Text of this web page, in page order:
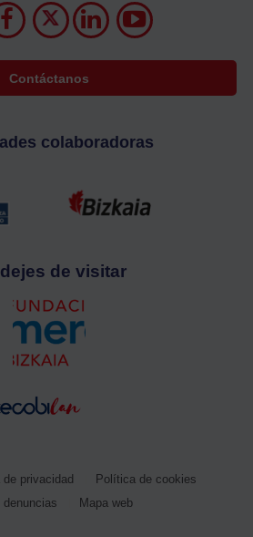
Contáctanos
colaboradoras
de visitar
privacidad
Política de cookies
denuncias
Mapa web